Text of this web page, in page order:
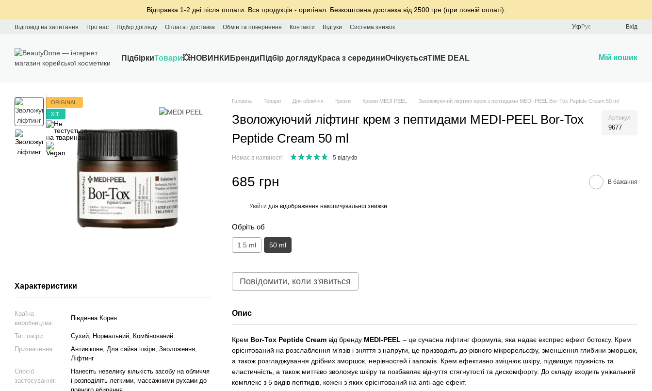
Відправка 1-2 дні після оплати. Вся продукція - оригінал. Безкоштовна доставка від 2500 грн (при повній оплаті).
Відповіді на запитання Про нас Підбір догляду Оплата і доставка Обмін та повернення Контакти Відгуки Система знижок УкрРус Вхід
ПідбіркиТовари💥НОВИНКИ Бренди Підбір доглядуКраса з серединиОчікуєтьсяTIME DEAL Мій кошик
ORIGINAL
ХІТ
Характеристики
Країна
виробництва:
Південна Корея
Тип шкіри:
Сухий, Нормальний, Комбінований
Призначення:
Антивікове, Для сяйва шкіри, Зволоження,
Ліфтинг
Спосіб
застосування:
Нанесіть невелику кількість засобу на обличчя
і розподіліть легкими, массажними рухами до
Головна Товари Для обличчя Креми Креми MEDI PEEL Зволожуючий ліфтинг крем з пептидами MEDI-PEEL Bor-Tox Peptide Cream 50 ml
Зволожуючий ліфтинг крем з пептидами MEDI-PEEL Bor-Tox
Peptide Cream 50 ml
Артикул
9677
Немає в наявності 5 відгуків
685 грн В бажання
Увійти для відображення накопичувальної знижки
Обріть об
1.5 ml 50 ml
Повідомити, коли з'явиться
Опис
Крем Bor-Tox Peptide Cream від бренду MEDI-PEEL – це сучасна ліфтинг формула, яка надає експрес ефект ботоксу. Крем
орієнтований на розслаблення м’язів і зняття з напруги, це призводить до рівного мікрорельєфу, зменшення глибини зморшок,
а також розгладжування дрібних зморшок, нерівностей і заломів. Крем ефективно зміцнює шкіру, підвищує пружність та
еластичність, а також миттєво зволожує шкіру та позбавляє відчуття стягнутості та дискомфорту. До складу входить унікальний
комплекс з 5 видів пептидів, кожен з яких орієнтований на anti-age ефект.